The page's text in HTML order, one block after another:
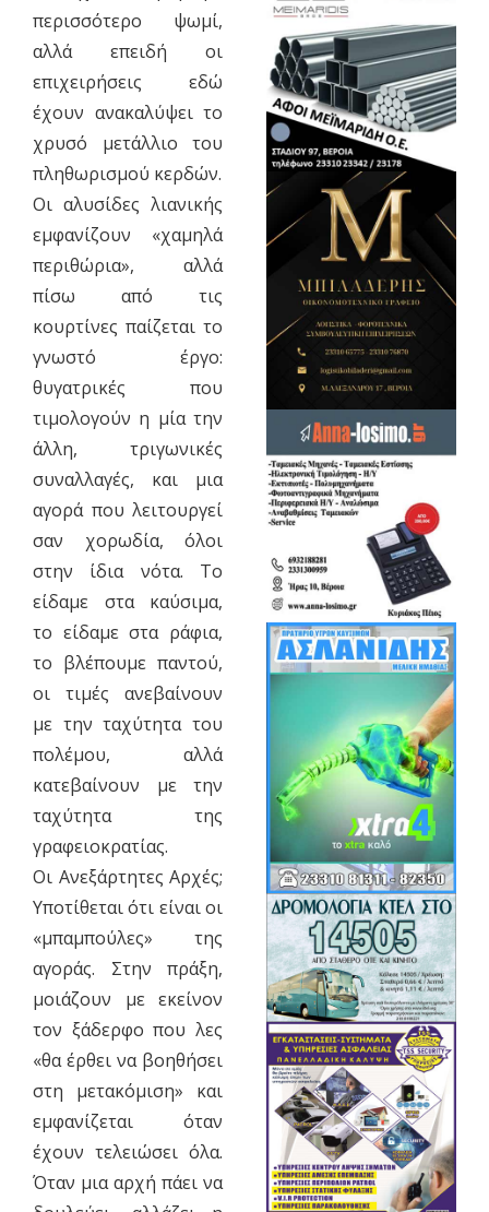
περισσότερο ψωμί,
αλλά επειδή οι
επιχειρήσεις εδώ
έχουν ανακαλύψει το
χρυσό μετάλλιο του
πληθωρισμού κερδών.
Οι αλυσίδες λιανικής
εμφανίζουν «χαμηλά
περιθώρια», αλλά
πίσω από τις
κουρτίνες παίζεται το
γνωστό έργο:
θυγατρικές που
τιμολογούν η μία την
άλλη, τριγωνικές
συναλλαγές, και μια
αγορά που λειτουργεί
σαν χορωδία, όλοι
στην ίδια νότα. Το
είδαμε στα καύσιμα,
το είδαμε στα ράφια,
το βλέπουμε παντού,
οι τιμές ανεβαίνουν
με την ταχύτητα του
πολέμου, αλλά
κατεβαίνουν με την
ταχύτητα της
γραφειοκρατίας.
Οι Ανεξάρτητες Αρχές;
Υποτίθεται ότι είναι οι
«μπαμπούλες» της
αγοράς. Στην πράξη,
μοιάζουν με εκείνον
τον ξάδερφο που λες
«θα έρθει να βοηθήσει
στη μετακόμιση» και
εμφανίζεται όταν
έχουν τελειώσει όλα.
Όταν μια αρχή πάει να